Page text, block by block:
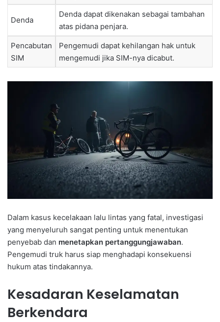
Denda
Denda dapat dikenakan sebagai tambahan
atas pidana penjara.
Pencabutan
SIM
Pengemudi dapat kehilangan hak untuk
mengemudi jika SIM-nya dicabut.
Dalam kasus kecelakaan lalu lintas yang fatal, investigasi
yang menyeluruh sangat penting untuk menentukan
penyebab dan menetapkan pertanggungjawaban.
Pengemudi truk harus siap menghadapi konsekuensi
hukum atas tindakannya.
Kesadaran Keselamatan
Berkendara